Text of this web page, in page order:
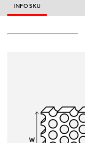
INFO SKU